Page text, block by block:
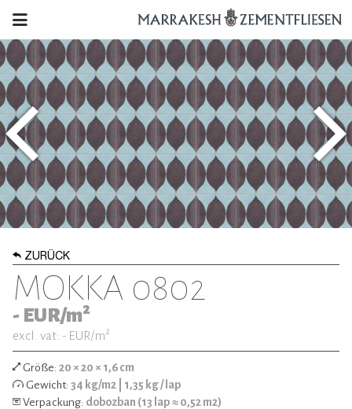
ZURÜCK
MOKKA 0802
- EUR/m2
excl. vat: - EUR/m2
Größe: 20 × 20 × 1,6 cm
Gewicht: 34 kg/m2 | 1,35 kg / lap
Verpackung: dobozban (13 lap ≈ 0,52 m2)